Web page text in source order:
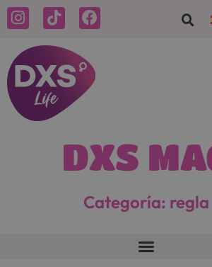
DXS
Categoría: regla